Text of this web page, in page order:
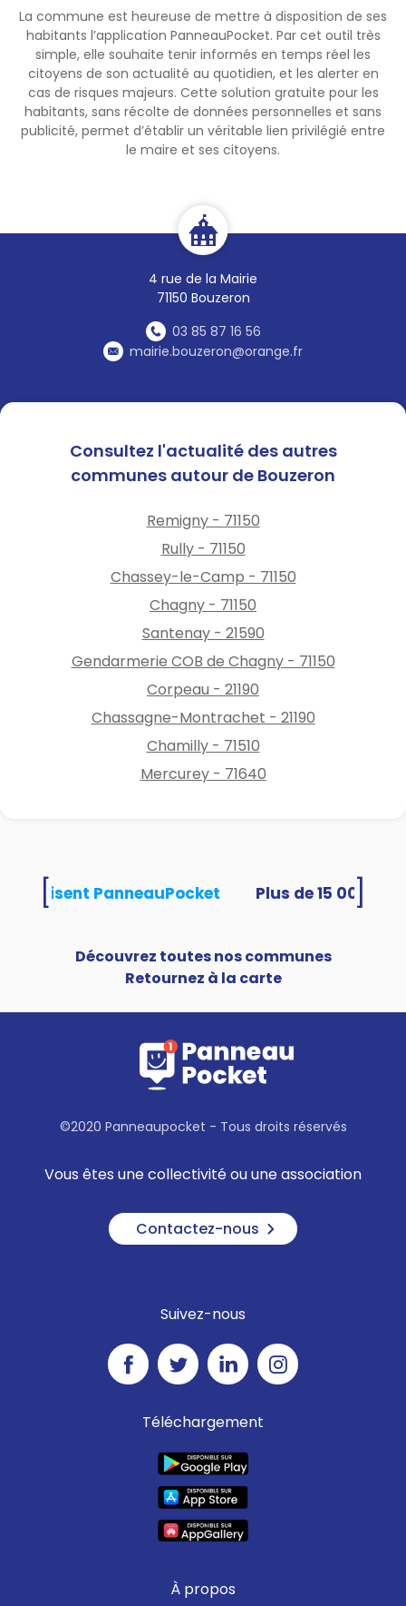
La commune est heureuse de mettre à disposition de ses
habitants l’application PanneauPocket. Par cet outil très
simple, elle souhaite tenir informés en temps réel les
citoyens de son actualité au quotidien, et les alerter en
cas de risques majeurs. Cette solution gratuite pour les
habitants, sans récolte de données personnelles et sans
publicité, permet d’établir un véritable lien privilégié entre
le maire et ses citoyens.
4 rue de la Mairie
71150 Bouzeron
03 85 87 16 56
mairie.bouzeron@orange.fr
Consultez l'actualité des autres
communes autour de Bouzeron
Remigny - 71150
Rully - 71150
Chassey-le-Camp - 71150
Chagny - 71150
Santenay - 21590
Gendarmerie COB de Chagny - 71150
Corpeau - 21190
Chassagne-Montrachet - 21190
Chamilly - 71510
Mercurey - 71640
utilisent PanneauPocket
Découvrez toutes nos communes
Retournez à la carte
©2020 Panneaupocket - Tous droits réservés
Vous êtes une collectivité ou une association
Contactez-nous
Suivez-nous
Téléchargement
À propos